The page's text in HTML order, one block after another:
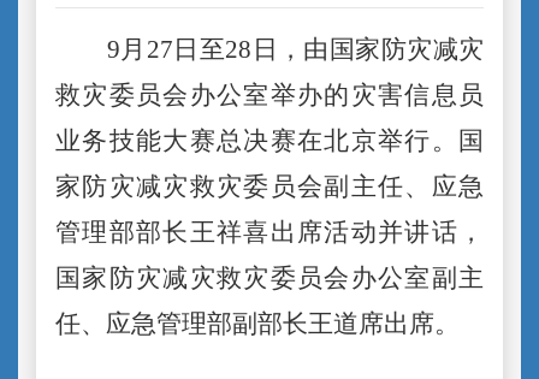
9月 27 日至28 日，由国家防灾减灾
救灾委员会办公室举办的灾害信息员
业务技能大赛总决赛在北京举行。国
家防灾减灾救灾委员会副主任、应急
管理部部长王祥喜出席活动并讲话，
国家防灾减灾救灾委员会办公室副主
任、应急管理部副部长王道席出席。